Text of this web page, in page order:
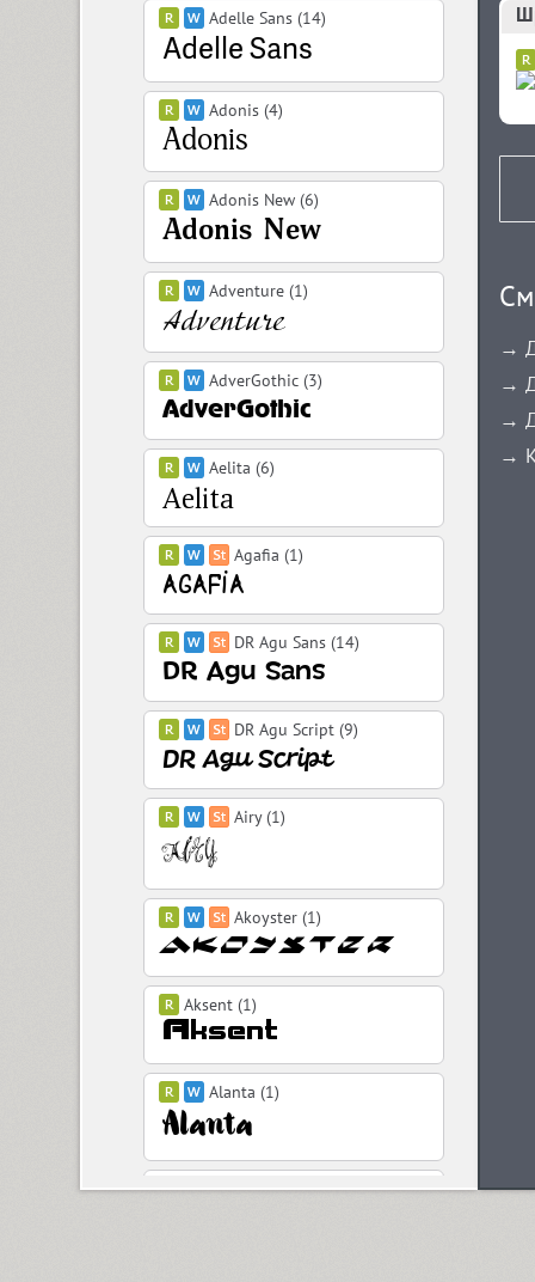
Adelle Sans (14)
Adonis (4)
Adonis New (6)
Adventure (1)
AdverGothic (3)
Aelita (6)
Agafia (1)
DR Agu Sans (14)
DR Agu Script (9)
Airy (1)
Akoyster (1)
Aksent (1)
Alanta (1)
Aldine 401 (4)
→
→
→
→